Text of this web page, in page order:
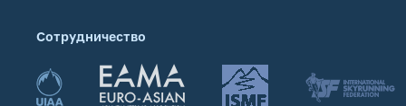
Сотрудничество